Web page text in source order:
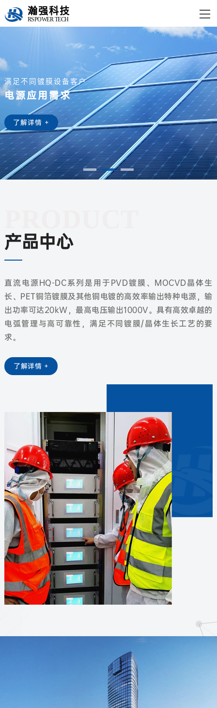
瀚强科技
RSPOWER TECH
满足不同镀膜设备客户
电源应用需求
了解详情 +
产品中心
直流电源HQ-DC系列是用于PVD镀膜、MOCVD晶体生
长、PET铜箔镀膜及其他铜电镀的高效率输出特种电源，输
出功率可达20kW，最高电压输出1000V。具有高效卓越的
电弧管理与高可靠性，满足不同镀膜/晶体生长工艺的要
求。
了解详情 +